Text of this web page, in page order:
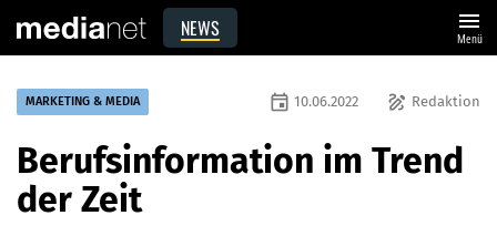
NEWS menu
Menü
MARKETING & MEDIA draw Redaktion
event 10.06.2022
Berufsinformation im Trend
der Zeit